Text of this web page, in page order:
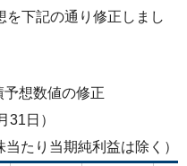
を下記の通り修正しまし
想数値の修正
31日）
たり当期純利益は除く）